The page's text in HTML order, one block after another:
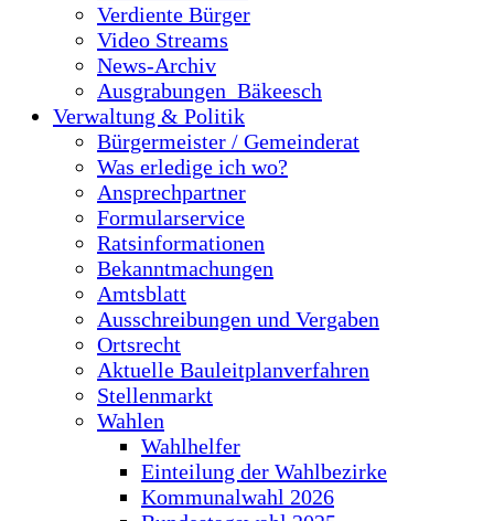
Verdiente Bürger
Video Streams
News-Archiv
Ausgrabungen_Bäkeesch
Verwaltung & Politik
Bürgermeister / Gemeinderat
Was erledige ich wo?
Ansprechpartner
Formularservice
Ratsinformationen
Bekanntmachungen
Amtsblatt
Ausschreibungen und Vergaben
Ortsrecht
Aktuelle Bauleitplanverfahren
Stellenmarkt
Wahlen
Wahlhelfer
Einteilung der Wahlbezirke
Kommunalwahl 2026